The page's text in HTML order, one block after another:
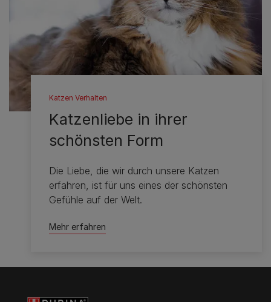
Katzen Verhalten
Katzenliebe in ihrer
schönsten Form
Die Liebe, die wir durch unsere Katzen
erfahren, ist für uns eines der schönsten
Gefühle auf der Welt.
Mehr erfahren